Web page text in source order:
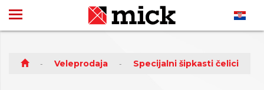
Veleprodaja Specijalni šipkasti čelici